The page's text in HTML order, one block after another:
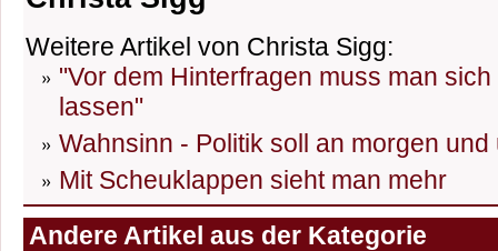
Weitere Artikel von Christa Sigg:
"Vor dem Hinterfragen muss man
lassen"
Wahnsinn - Politik soll an morgen
Mit Scheuklappen sieht man mehr
Andere Artikel aus der Kategorie